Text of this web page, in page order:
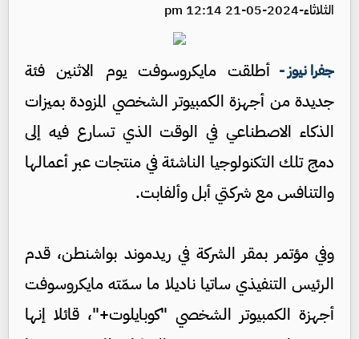
الثلاثاء-2024-05-21 12:14 pm
جفرا نيوز - أطلقت مايكروسوفت يوم الاثنين فئة
جديدة من أجهزة الكمبيوتر الشخصي المزودة بميزات
الذكاء الاصطناعي في الوقت الذي تسارع فيه إلى
دمج تلك التكنولوجيا الناشئة في منتجات عبر أعمالها
والتنافس مع شركتي أبل وألفابت.
وفي مؤتمر بمقر الشركة في ريدموند بواشنطن، قدم
الرئيس التنفيذي ساتيا ناديلا ما سمّته مايكروسوفت
أجهزة الكمبيوتر الشخصي "كوبايلوت+"، قائلا إنها